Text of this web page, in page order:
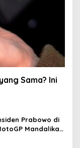
Sama? Ini
Prabowo di
Mandalika